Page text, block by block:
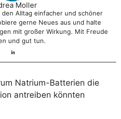
Moller
Alltag einfacher und schöner
gerne Neues aus und halte
mit großer Wirkung. Mit Freude
und gut tun.
Natrium-Batterien die
antreiben könnten